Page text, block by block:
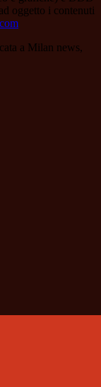
oggetto i contenuti
a Milan news,